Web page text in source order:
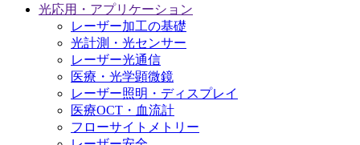
光応用・アプリケーション
レーザー加工の基礎
光計測・光センサー
レーザー光通信
医療・光学顕微鏡
レーザー照明・ディスプレイ
医療OCT・血流計
フローサイトメトリー